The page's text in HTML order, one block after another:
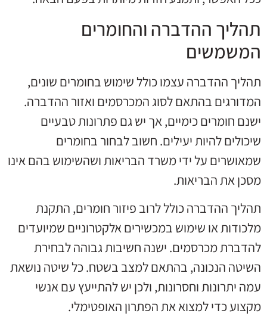
תהליך ההדברה והחומרים
המשמשים
תהליך ההדברה עצמו כולל שימוש בחומרים שונים,
המדורגים בהתאם לסוג המכרסמים ואזור ההדברה.
ישנם חומרים כימיים, אך יש גם פתרונות טבעיים
שיכולים להיות יעילים. חשוב לבחור בחומרים
שמאושרים על ידי משרד הבריאות ושהשימוש בהם אינו
מסכן את הבריאות.
תהליך ההדברה כולל לרוב פיזור חומרים, התקנת
מלכודות או שימוש במכשירים אלקטרוניים שמיועדים
להדברת מכרסמים. ישנה חשיבות גבוהה לבחירת
השיטה הנכונה, בהתאם למצב בשטח. כל שיטה נושאת
עמה יתרונות וחסרונות, ולכן יש להתייעץ עם אנשי
מקצוע כדי למצוא את הפתרון האופטימלי.